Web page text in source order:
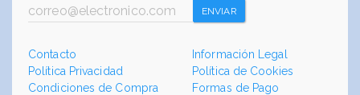
ENVIAR
Contacto
Información Legal
Política Privacidad
Política de Cookies
Condiciones de Compra
Formas de Pago